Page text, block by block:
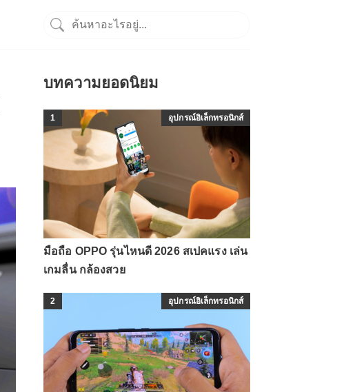
บทความยอดนิยม
1 อุปกรณ์อิเล็กทรอนิกส์
มือถือ OPPO รุ่นไหนดี 2026 สเปคแรง เล่น
เกมลื่น กล้องสวย
2 อุปกรณ์อิเล็กทรอนิกส์